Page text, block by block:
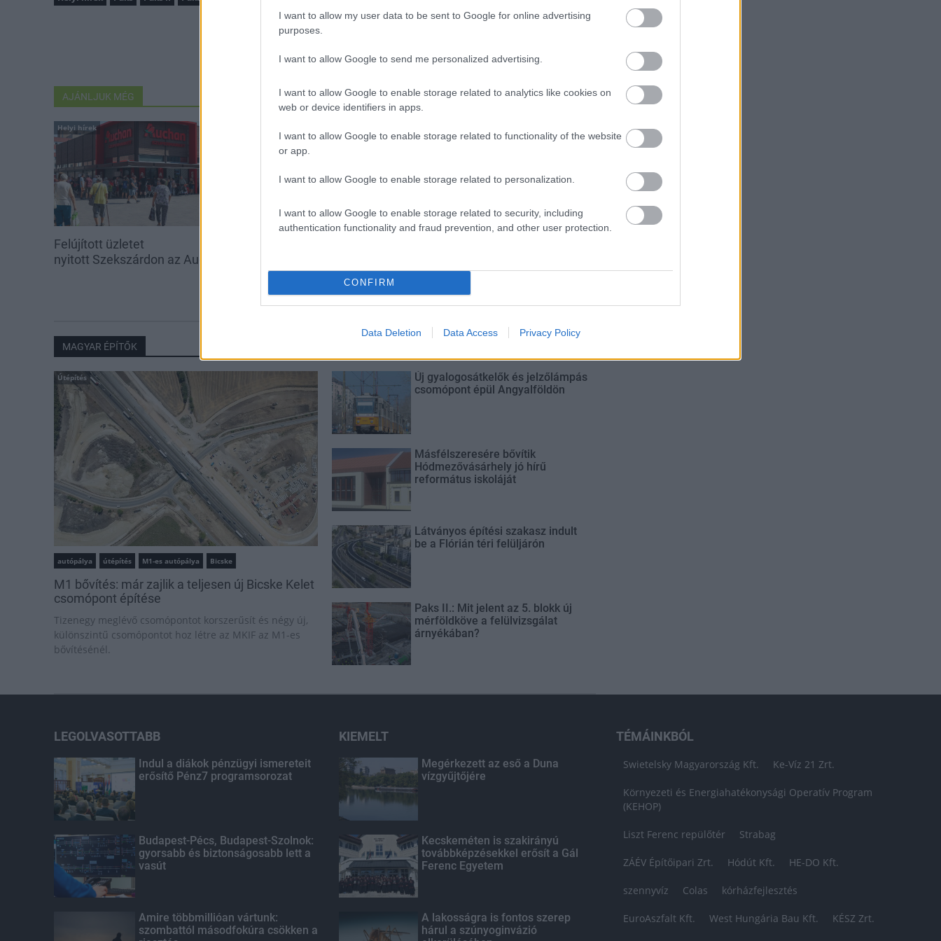
I want to allow my user data to be sent to Google for online advertising
purposes.
I want to allow Google to send me personalized advertising.
I want to allow Google to enable storage related to analytics like cookies on
web or device identifiers in apps.
I want to allow Google to enable storage related to functionality of the website
or app.
I want to allow Google to enable storage related to personalization.
I want to allow Google to enable storage related to security, including
authentication functionality and fraud prevention, and other user protection.
CONFIRM
Data Deletion Data Access Privacy Policy
AJÁNLJUK MÉG
Helyi hírek
Felújított üzletet
nyitott Szekszárdon az Auchan
csökken a riasztás
MAGYAR ÉPÍTŐK
Útépítés
autópálya útépítés M1-es autópálya Bicske
M1 bővítés: már zajlik a teljesen új Bicske Kelet
csomópont építése
Tizenegy meglévő csomópontot korszerűsít és négy új,
különszintű csomópontot hoz létre az MKIF az M1-es
bővítésénél.
Új gyalogosátkelők és jelzőlámpás
csomópont épül Angyalföldön
Másfélszeresére bővítik
Hódmezővásárhely jó hírű
református iskoláját
Látványos építési szakasz indult
be a Flórián téri felüljárón
Paks II.: Mit jelent az 5. blokk új
mérföldköve a felülvizsgálat
árnyékában?
LEGOLVASOTTABB
Indul a diákok pénzügyi ismereteit
erősítő Pénz7 programsorozat
Budapest-Pécs, Budapest-Szolnok:
gyorsabb és biztonságosabb lett a
vasút
Amire többmillióan vártunk:
szombattól másodfokúra csökken a
KIEMELT
Megérkezett az eső a Duna
vízgyűjtőjére
Kecskeméten is szakirányú
továbbképzésekkel erősít a Gál
Ferenc Egyetem
A lakosságra is fontos szerep
hárul a szúnyoginvázió
TÉMÁINKBÓL
Swietelsky Magyarország Kft. Ke-Víz 21 Zrt.
Környezeti és Energiahatékonysági Operatív Program
(KEHOP)
Liszt Ferenc repülőtér Strabag
ZÁÉV Építőipari Zrt. Hódút Kft. HE-DO Kft.
szennyvíz Colas kórházfejlesztés
EuroAszfalt Kft. West Hungária Bau Kft. KÉSZ Zrt.